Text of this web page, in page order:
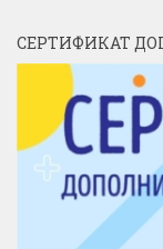
СЕРТИФИКАТ